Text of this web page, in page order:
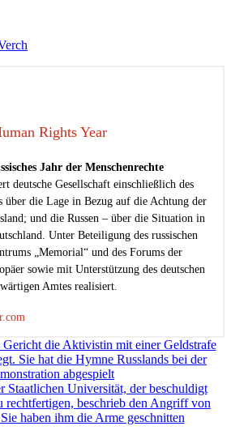
Rights Year
Jahr der Menschenrechte
deutsche Gesellschaft einschließlich des
über die Lage in Bezug auf die Achtung der
und die Russen – über die Situation in
Unter Beteiligung des russischen
„Memorial“ und des Forums der
sowie mit Unterstützung des deutschen
Amtes realisiert.
Gericht die Aktivistin mit einer Geldstrafe
Sie hat die Hymne Russlands bei der
abgespielt
Staatlichen Universität, der beschuldigt
rechtfertigen, beschrieb den Angriff von
haben ihm die Arme geschnitten